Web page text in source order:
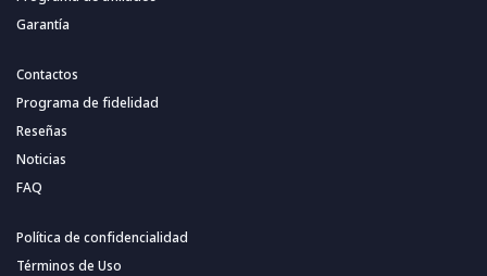
Garantía
Contactos
Programa de fidelidad
Reseñas
Noticias
FAQ
Política de confidencialidad
Términos de Uso